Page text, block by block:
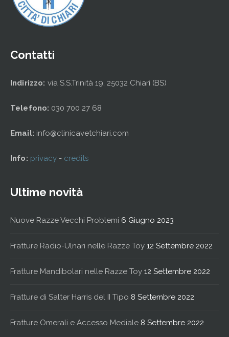
Contatti
Indirizzo: via S.S.Trinità 19, 25032 Chiari (BS)
Telefono: 030 700 27 68
Email: info@clinicavetchiari.com
Info: privacy - credits
Ultime novità
Nuove Razze Vecchi Problemi 6 Giugno 2023
Fratture Radio-Ulnari nelle Razze Toy 12 Settembre 2022
Fratture Mandibolari nelle Razze Toy 12 Settembre 2022
Fratture di Salter Harris del II Tipo 8 Settembre 2022
Fratture Omerali e Accesso Mediale 8 Settembre 2022